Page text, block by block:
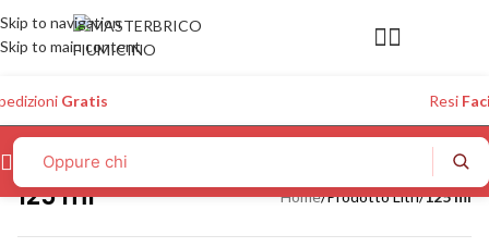
Skip to navigation
Skip to main content
Gratis Resi
125 ml Home/Prodotto Litri/125 ml